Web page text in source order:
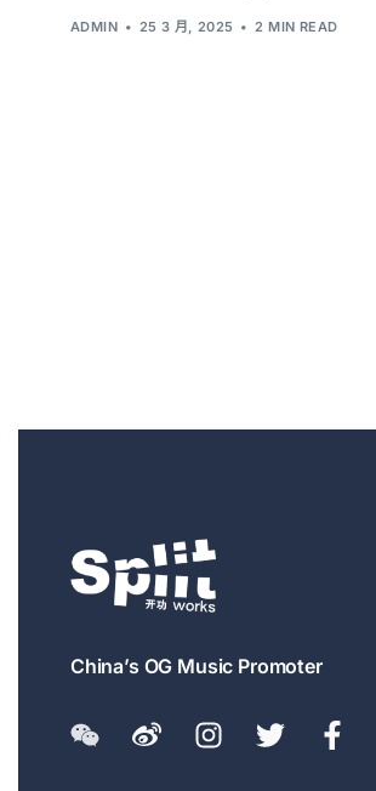
ADMIN 25 3 月, 2025 2 MIN READ
China’s OG Music Promoter